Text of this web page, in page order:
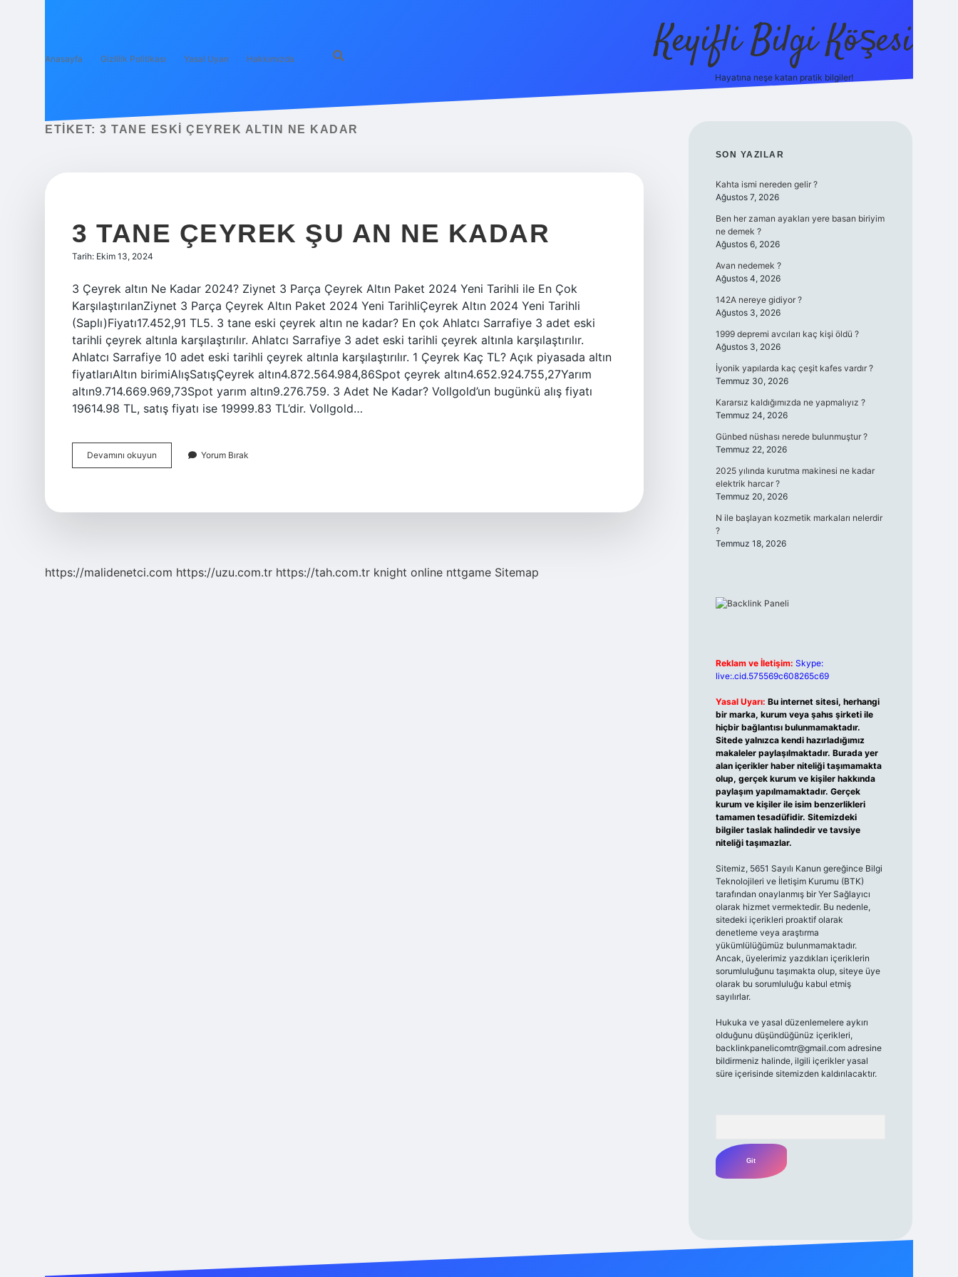
Anasayfa Gizlilik Politikası Yasal Uyarı Hakkımızda Keyifli Bilgi Köşesi
Hayatına neşe katan pratik bilgiler!
ETIKET: 3 TANE ESKI ÇEYREK ALTIN NE KADAR
3 TANE ÇEYREK ŞU AN NE KADAR
Tarih: Ekim 13, 2024
3 Çeyrek altın Ne Kadar 2024? Ziynet 3 Parça Çeyrek Altın Paket 2024 Yeni Tarihli ile En Çok
KarşılaştırılanZiynet 3 Parça Çeyrek Altın Paket 2024 Yeni TarihliÇeyrek Altın 2024 Yeni Tarihli
(Saplı)Fiyatı17.452,91 TL5. 3 tane eski çeyrek altın ne kadar? En çok Ahlatcı Sarrafiye 3 adet eski
tarihli çeyrek altınla karşılaştırılır. Ahlatcı Sarrafiye 3 adet eski tarihli çeyrek altınla karşılaştırılır.
Ahlatcı Sarrafiye 10 adet eski tarihli çeyrek altınla karşılaştırılır. 1 Çeyrek Kaç TL? Açık piyasada altın
fiyatlarıAltın birimiAlışSatışÇeyrek altın4.872.564.984,86Spot çeyrek altın4.652.924.755,27Yarım
altın9.714.669.969,73Spot yarım altın9.276.759. 3 Adet Ne Kadar? Vollgold’un bugünkü alış fiyatı
19614.98 TL, satış fiyatı ise 19999.83 TL’dir. Vollgold…
Devamını okuyun
Tane
Yorum Bırak
https://malidenetci.com https://uzu.com.tr https://tah.com.tr knight online nttgame Sitemap
SIDEBAR
SON YAZILAR
Kahta ismi nereden gelir ?
Ağustos 7, 2026
Ben her zaman ayakları yere basan biriyim
ne demek ?
Ağustos 6, 2026
Avan nedemek ?
Ağustos 4, 2026
142A nereye gidiyor ?
Ağustos 3, 2026
1999 depremi avcıları kaç kişi öldü ?
Ağustos 3, 2026
İyonik yapılarda kaç çeşit kafes vardır ?
Temmuz 30, 2026
Kararsız kaldığımızda ne yapmalıyız ?
Temmuz 24, 2026
Günbed nüshası nerede bulunmuştur ?
Temmuz 22, 2026
2025 yılında kurutma makinesi ne kadar
elektrik harcar ?
Temmuz 20, 2026
N ile başlayan kozmetik markaları nelerdir
?
Temmuz 18, 2026
Reklam ve İletişim: Skype:
live:.cid.575569c608265c69
Yasal Uyarı: Bu internet sitesi, herhangi
bir marka, kurum veya şahıs şirketi ile
hiçbir bağlantısı bulunmamaktadır.
Sitede yalnızca kendi hazırladığımız
makaleler paylaşılmaktadır. Burada yer
alan içerikler haber niteliği taşımamakta
olup, gerçek kurum ve kişiler hakkında
paylaşım yapılmamaktadır. Gerçek
kurum ve kişiler ile isim benzerlikleri
tamamen tesadüfidir. Sitemizdeki
bilgiler taslak halindedir ve tavsiye
niteliği taşımazlar.
Sitemiz, 5651 Sayılı Kanun gereğince Bilgi
Teknolojileri ve İletişim Kurumu (BTK)
tarafından onaylanmış bir Yer Sağlayıcı
olarak hizmet vermektedir. Bu nedenle,
sitedeki içerikleri proaktif olarak
denetleme veya araştırma
yükümlülüğümüz bulunmamaktadır.
Ancak, üyelerimiz yazdıkları içeriklerin
sorumluluğunu taşımakta olup, siteye üye
olarak bu sorumluluğu kabul etmiş
sayılırlar.
Hukuka ve yasal düzenlemelere aykırı
olduğunu düşündüğünüz içerikleri,
backlinkpanelicomtr@gmail.comadresine
bildirmeniz halinde, ilgili içerikler yasal
süre içerisinde sitemizden kaldırılacaktır.